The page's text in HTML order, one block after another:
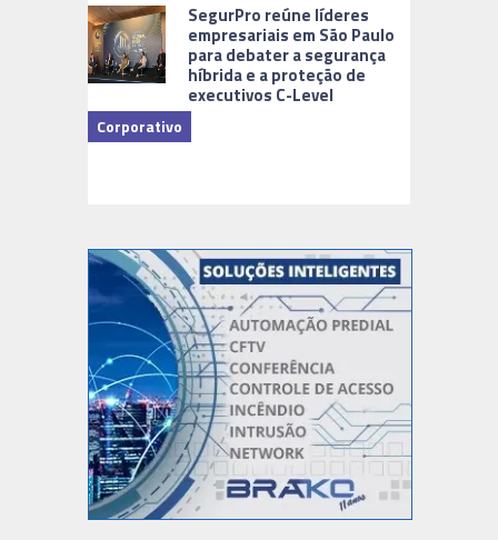
SegurPro reúne líderes
empresariais em São Paulo
para debater a segurança
híbrida e a proteção de
executivos C-Level
Corporativo